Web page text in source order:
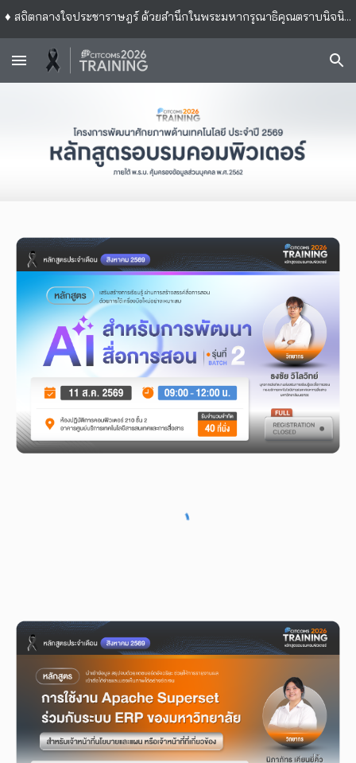
♦ สถิตกลางใจประชาราษฎร์ ด้วยสำนึกในพระมหากรุณาธิคุณตราบนิจนิรันดร์ ♦ ข้าพระพุทธเจ้า คณะผู้บริหาร บุคลากร กองบริการเทคโนโลยีสารสนเทศและการสื่อสาร